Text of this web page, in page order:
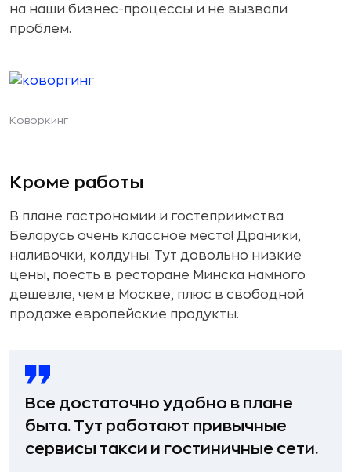
на наши бизнес-процессы и не вызвали
проблем.
Коворкинг
Кроме работы
В плане гастрономии и гостеприимства
Беларусь очень классное место! Драники,
наливочки, колдуны. Тут довольно низкие
цены, поесть в ресторане Минска намного
дешевле, чем в Москве, плюс в свободной
продаже европейские продукты.
Все достаточно удобно в плане
быта. Тут работают привычные
сервисы такси и гостиничные сети.